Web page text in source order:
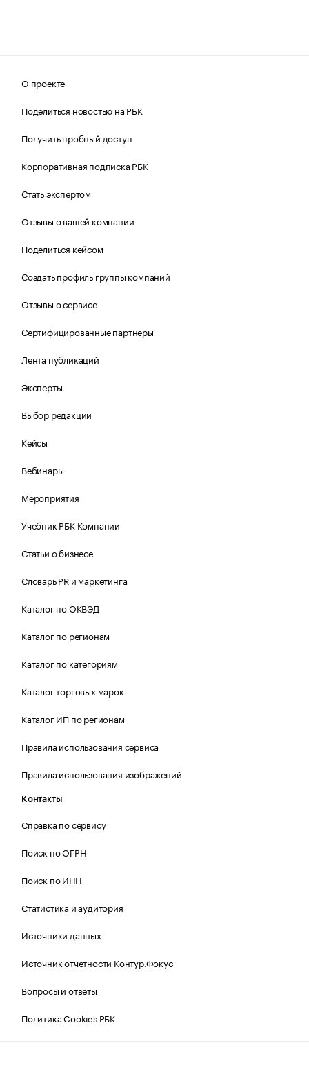
О проекте
Поделиться новостью на РБК
Получить пробный доступ
Корпоративная подписка РБК
Стать экспертом
Отзывы о вашей компании
Поделиться кейсом
Создать профиль группы компаний
Отзывы о сервисе
Сертифицированные партнеры
Лента публикаций
Эксперты
Выбор редакции
Кейсы
Вебинары
Мероприятия
Учебник РБК Компании
Статьи о бизнесе
Словарь PR и маркетинга
Каталог по ОКВЭД
Каталог по регионам
Каталог по категориям
Каталог торговых марок
Каталог ИП по регионам
Правила использования сервиса
Правила использования изображений
Контакты
Справка по сервису
Поиск по ОГРН
Поиск по ИНН
Статистика и аудитория
Источники данных
Источник отчетности Контур.Фокус
Вопросы и ответы
Политика Cookies РБК